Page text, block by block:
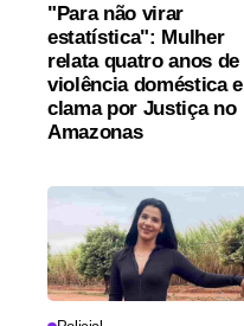
"Para não virar
estatística": Mulher
relata quatro anos de
violência doméstica e
clama por Justiça no
Amazonas